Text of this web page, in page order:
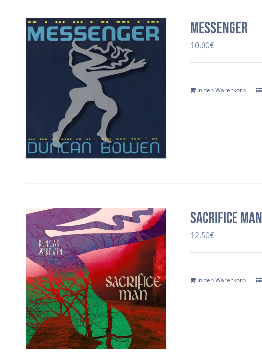
Messenger
10,00€
In den Warenkorb
SACRIFICE MAN
12,50€
In den Warenkorb